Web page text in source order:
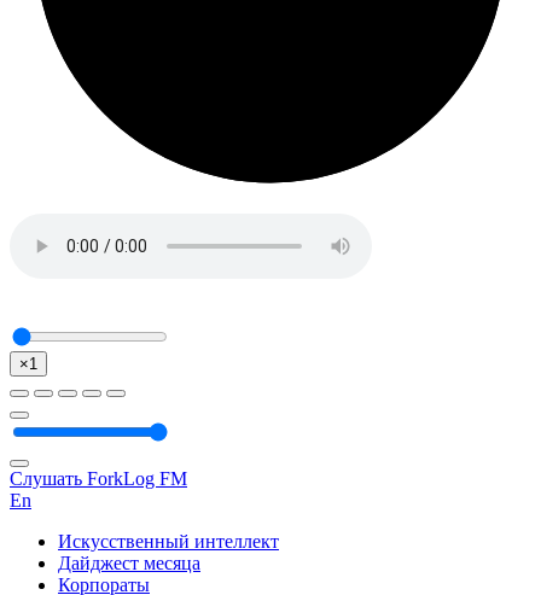
×1
Слушать ForkLog FM
En
Искусственный интеллект
Дайджест месяца
Корпораты